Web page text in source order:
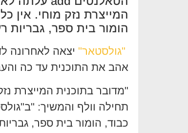
המייצרת נזק מוחי. אין
הומור בית ספר, גבריות
"גולסטאר" יצאה לאחרונה
אהב את התוכנית עד כה
"מדובר בתוכנית המייצרת
תחילה וולף והמשיך:
כבוד, הומור בית ספר,